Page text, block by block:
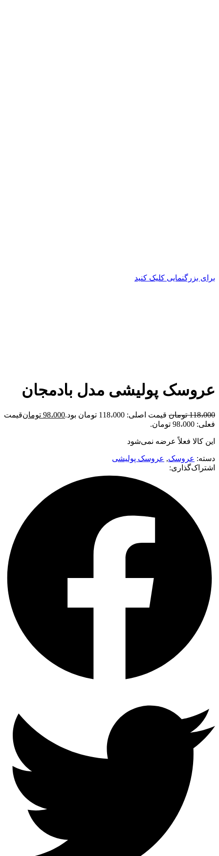
برای بزرگنمایی کلیک کنید
عروسک پولیشی مدل بادمجان
118،000 تومان قیمت اصلی: 118،000 تومان بود. 98،000 تومانقیمت
فعلی: 98،000 تومان.
این کالا فعلاً عرضه نمی‌شود
دسته: عروسک, عروسک پولیشی
اشتراک‌گذاری: